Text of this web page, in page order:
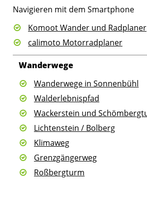
Navigieren mit dem Smartphone
Komoot Wander und Radplaner
calimoto Motorradplaner
Wanderwege
Wanderwege in Sonnenbühl
Walderlebnispfad
Wackerstein und
Lichtenstein / Bolberg
Klimaweg
Grenzgängerweg
Roßbergturm